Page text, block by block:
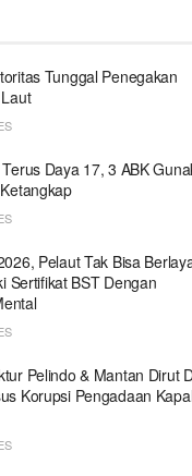
Tunggal Penegakan
Daya 17, 3 ABK
Pelaut Tak Bisa
Sertifikat BST Dengan
Pelindo & Mantan Dirut
Korupsi Pengadaan